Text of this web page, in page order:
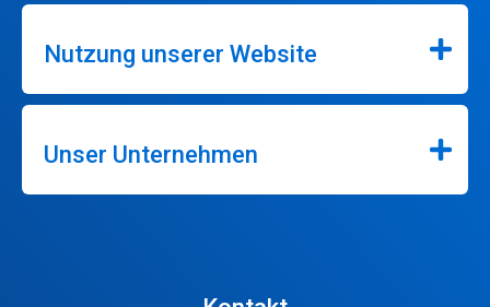
Nutzung unserer Website
Unser Unternehmen